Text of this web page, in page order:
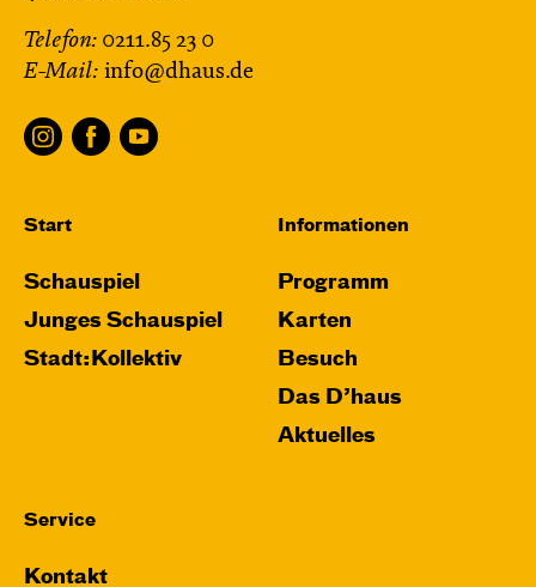
Wolf
von Saša Stanišić
Central 1
Menschen
Mit künstlerischer Audiodeskription
Karten
Telefon: 0211.85 23 0
E-Mail: info@dhaus.de
Start
Schauspiel
Junges Schauspiel
Stadt:Kollektiv
Informationen
Programm
Karten
Besuch
Das D’haus
Aktuelles
Service
Kontakt